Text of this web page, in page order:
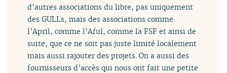
d’autres associations du libre, pas uniquement
des GULLs, mais des associations comme
l’April, comme l’Aful, comme la FSF et ainsi de
suite, que ce ne soit pas juste limité localement
mais aussi rajouter des projets. On a aussi des
fournisseurs d’accès qui nous ont fait une petite